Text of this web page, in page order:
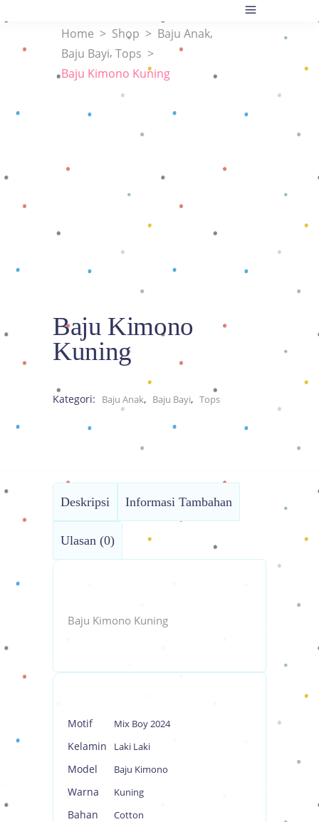
Home > Shop > Baju Anak,
Baju Bayi, Tops >
Baju Kimono Kuning
Baju Kimono
Kuning
Kategori: Baju Anak, Baju Bayi, Tops
Deskripsi Informasi Tambahan
Ulasan (0)
Baju Kimono Kuning
Motif Mix Boy 2024
Kelamin Laki Laki
Model Baju Kimono
Warna Kuning
Bahan Cotton